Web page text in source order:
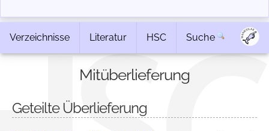
Verzeichnisse Literatur HSC Suche
Mitüberlieferung
Geteilte Überlieferung